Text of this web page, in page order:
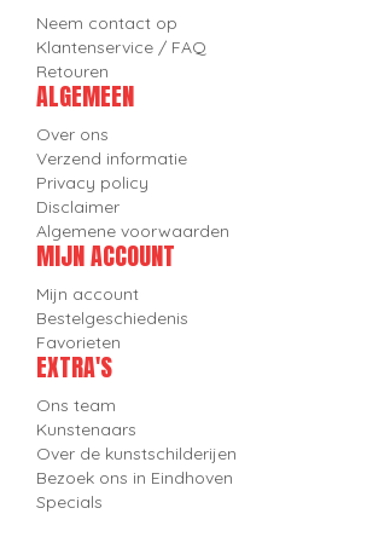
Neem contact op
Klantenservice / FAQ
Retouren
ALGEMEEN
Over ons
Verzend informatie
Privacy policy
Disclaimer
Algemene voorwaarden
MIJN ACCOUNT
Mijn account
Bestelgeschiedenis
Favorieten
EXTRA'S
Ons team
Kunstenaars
Over de kunstschilderijen
Bezoek ons in Eindhoven
Specials